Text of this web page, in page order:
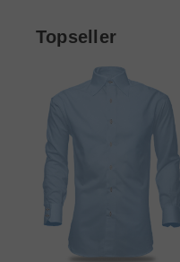
Topseller